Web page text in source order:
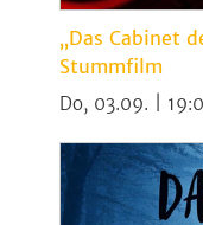
„Das Cabinet
Stummfilm
Do, 03.09. |